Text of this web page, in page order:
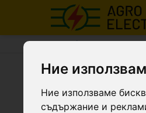
Ние
Ние използваме
съдържание и
Agro Electro
Вакуумна